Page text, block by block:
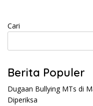
Cari
Berita Populer
Dugaan Bullying MTs di
Diperiksa